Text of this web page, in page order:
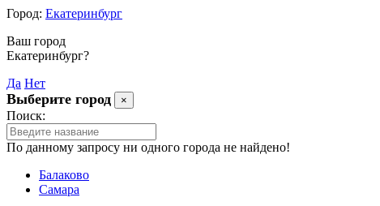
Город: Екатеринбург
Ваш город
Екатеринбург?
Да Нет
Выберите город ×
Поиск:
По данному запросу ни одного города не найдено!
Балаково
Самара